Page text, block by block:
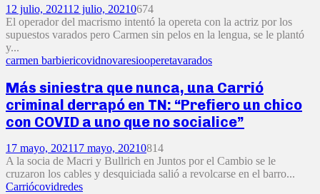
12 julio, 202112 julio, 20210674
El operador del macrismo intentó la opereta con la actriz por los
supuestos varados pero Carmen sin pelos en la lengua, se le plantó
y...
carmen barbiericovidnovaresiooperetavarados
Más siniestra que nunca, una Carrió
criminal derrapó en TN: “Prefiero un chico
con COVID a uno que no socialice”
17 mayo, 202117 mayo, 20210814
A la socia de Macri y Bullrich en Juntos por el Cambio se le
cruzaron los cables y desquiciada salió a revolcarse en el barro...
Carriócovidredes